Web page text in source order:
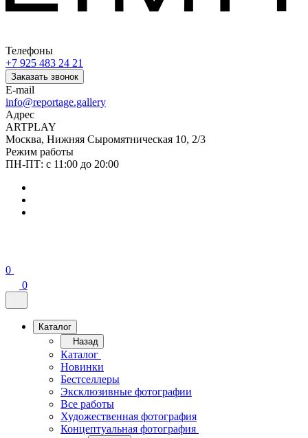
Телефоны
+7 925 483 24 21
Заказать звонок
E-mail
info@reportage.gallery
Адрес
ARTPLAY
Москва, Нижняя Сыромятническая 10, 2/3
Режим работы
ПН-ПТ: с 11:00 до 20:00
0
0
Каталог
Назад
Каталог
Новинки
Бестселлеры
Эксклюзивные фотографии
Все работы
Художественная фотография
Концептуальная фотография